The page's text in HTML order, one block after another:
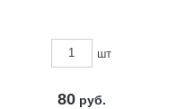
шт
80 руб.